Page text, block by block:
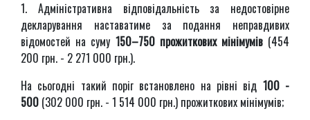
1. Адміністративна відповідальність за недостовірне
декларування наставатиме за подання неправдивих
відомостей на суму 150–750 прожиткових мінімумів(454
200 грн. - 2 271 000 грн.).
На сьогодні такий поріг встановлено на рівні від 100 -
500 (302 000 грн. - 1 514 000 грн.) прожиткових мінімумів;